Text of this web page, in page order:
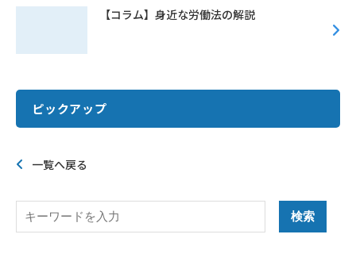
【コラム】身近な労働法の解説
ピックアップ
一覧へ戻る